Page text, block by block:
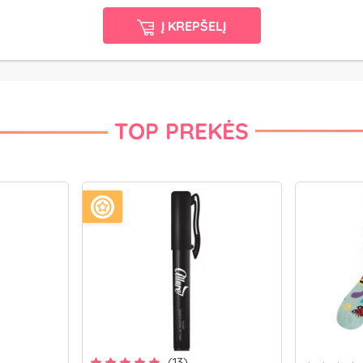
Į KREPŠELĮ
TOP PREKĖS